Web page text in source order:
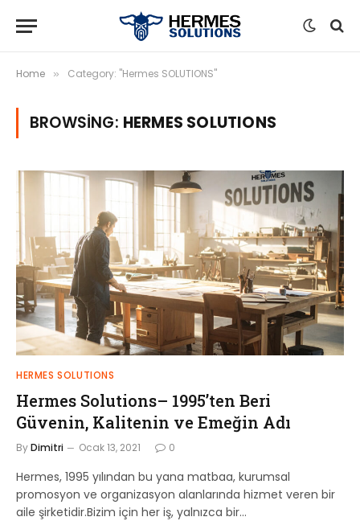
Home » Category: "Hermes SOLUTIONS"
BROWSING: HERMES SOLUTIONS
HERMES SOLUTIONS
Hermes Solutions– 1995’ten Beri
Güvenin, Kalitenin ve Emeğin Adı
ByDimitri Ocak 13, 2021 0
Hermes, 1995 yılından bu yana matbaa, kurumsal
promosyon ve organizasyon alanlarında hizmet veren bir
aile şirketidir.Bizim için her iş, yalnızca bir…